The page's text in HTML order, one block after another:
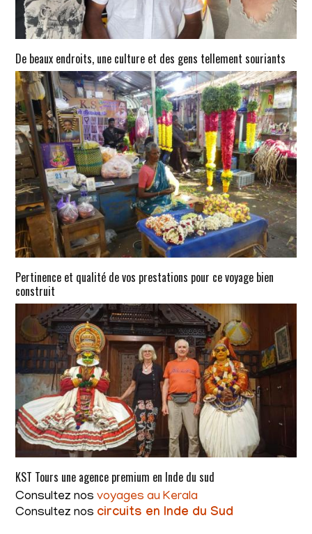
De beaux endroits, une culture et des gens tellement souriants
Pertinence et qualité de vos prestations pour ce voyage bien
construit
KST Tours une agence premium en Inde du sud
Consultez nosvoyages au Kerala
Consultez nos circuits en Inde du Sud